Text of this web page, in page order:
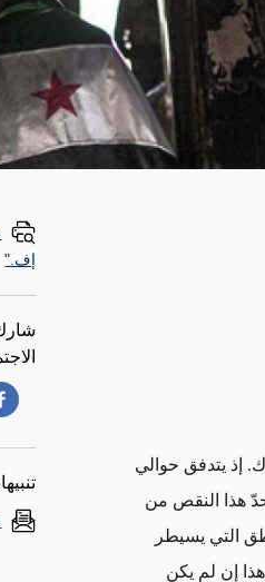
إذ يتدفق حوالي
هذا النقص من
التي يسيطر
إن لم يكن
إف."